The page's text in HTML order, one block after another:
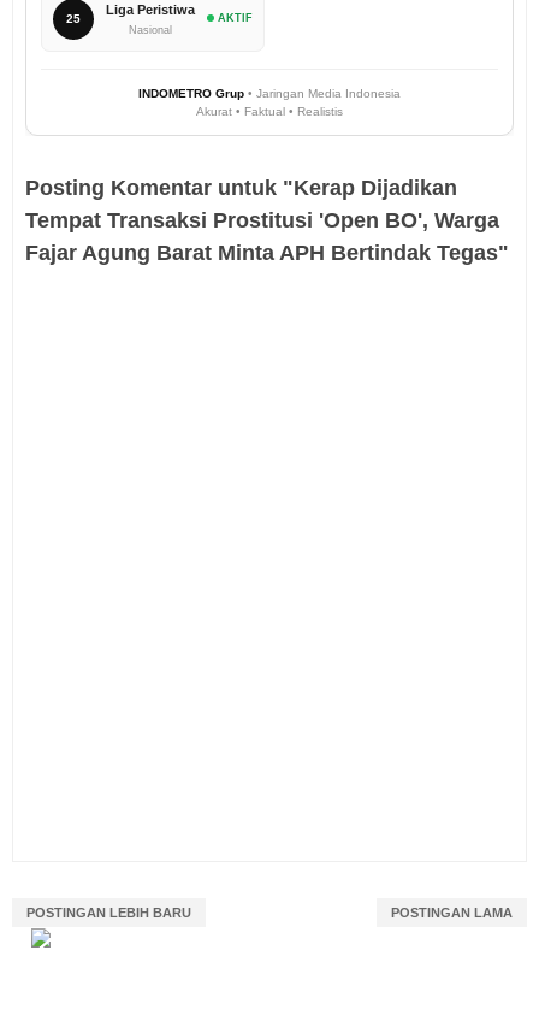
25
Liga Peristiwa
Nasional
AKTIF
INDOMETRO Grup • Jaringan Media Indonesia
Akurat • Faktual • Realistis
Posting Komentar untuk "Kerap Dijadikan
Tempat Transaksi Prostitusi 'Open BO', Warga
Fajar Agung Barat Minta APH Bertindak Tegas"
POSTINGAN LEBIH BARU POSTINGAN LAMA